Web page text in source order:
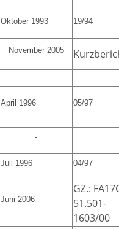
Oktober 1993 19/94
November 2005
April 1996 05/97
-
Juli 1996 04/97
Juni 2006
GZ.:
51.501-
1603/00